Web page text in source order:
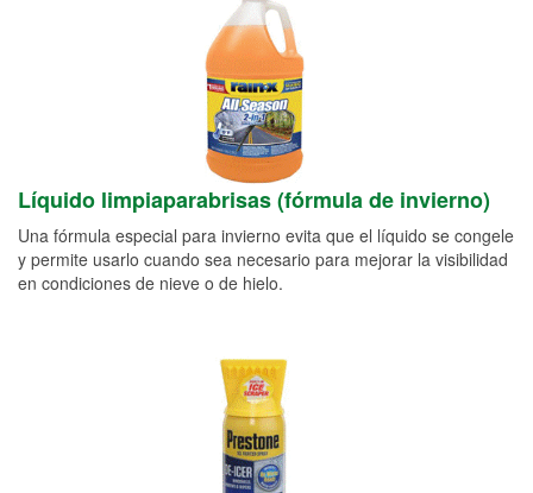
Líquido limpiaparabrisas (fórmula de invierno)
Una fórmula especial para invierno evita que el líquido se congele
y permite usarlo cuando sea necesario para mejorar la visibilidad
en condiciones de nieve o de hielo.